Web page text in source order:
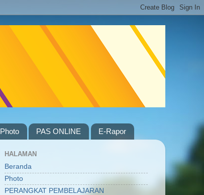
Photo PAS ONLINE E-Rapor
HALAMAN
Beranda
Photo
PERANGKAT PEMBELAJARAN